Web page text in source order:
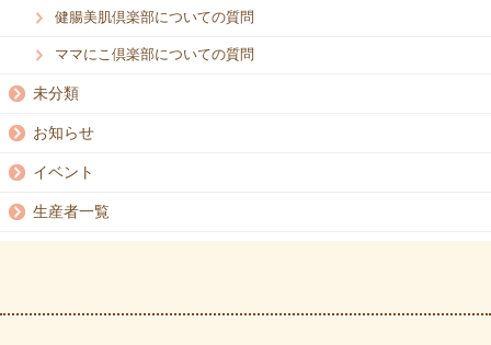
健腸美肌倶楽部についての質問
ママにこ倶楽部についての質問
未分類
お知らせ
イベント
生産者一覧